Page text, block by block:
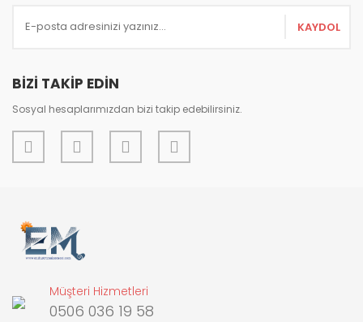
Ürün fiyatı diğer sitelerden daha pahalı.
Gönder
KAYDOL
BİZİ TAKİP EDİN
Sosyal hesaplarımızdan bizi takip edebilirsiniz.
Müşteri Hizmetleri
0506 036 19 58